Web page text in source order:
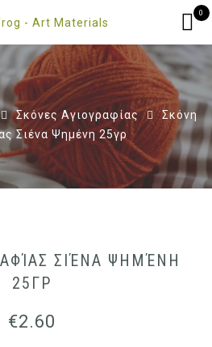
0
Σκόνες Αγιογραφίας
Σκόνη
Σιένα Ψημένη 25γρ
ΣΙΈΝΑ ΨΗΜΈΝΗ
25ΓΡ
€2.60